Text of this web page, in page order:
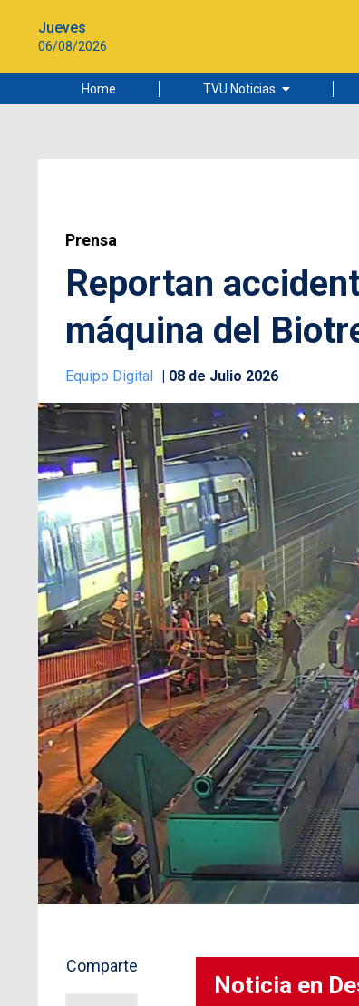
Jueves
06/08/2026
Home TVU Noticias
Ciudad
Prensa
Reportan
máquina del
Equipo Digital 08 de Julio 2026
Comparte
Noticia en